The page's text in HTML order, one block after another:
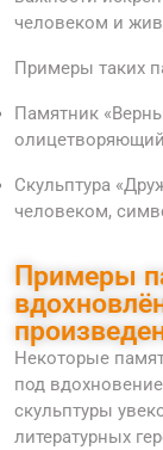
человеком и
Примеры таких
Памятник
Скульптура
человеком,
Примеры
Некоторые
под
скульптуры
литературных